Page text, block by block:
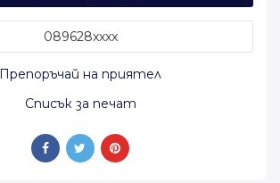
089628xxxx
Препоръчай на приятел
Списък за печат